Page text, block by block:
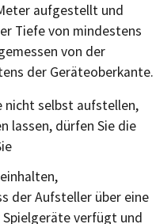
aufgestellt und
Tiefe von mindestens
von der
der Geräteoberkante.
nicht selbst aufstellen,
lassen, dürfen Sie die
der Aufsteller über eine
verfügt und